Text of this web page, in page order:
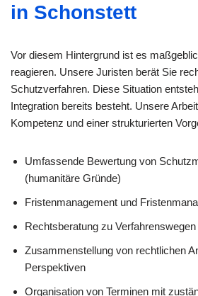
in Schonstett
Vor diesem Hintergrund ist es
reagieren. Unsere Juristen berät Sie
Schutzverfahren. Diese Situation
Integration bereits besteht. Unsere
Kompetenz und einer strukturierten
Umfassende Bewertung von
(humanitäre Gründe)
Fristenmanagement und
Rechtsberatung zu
Zusammenstellung von rechtlichen
Perspektiven
Organisation von Terminen mit